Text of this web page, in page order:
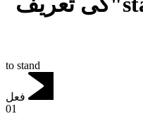
to stand
فعل
01